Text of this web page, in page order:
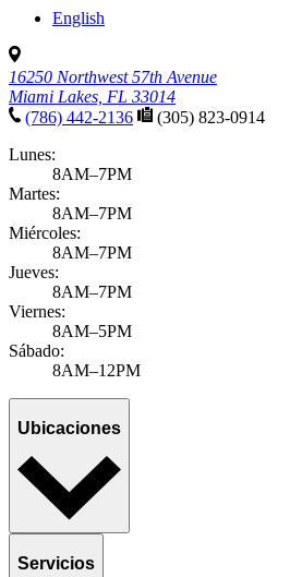
Growth & development
Adolescent mental health
Published November 11, 2025
by Ravinder Khaira, MD, MBA, MPH,
Adolescent mental health issues have
pandemic, with more cases diagnosed
Associates, we believe tha...